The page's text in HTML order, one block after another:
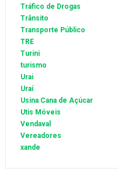
Tráfico de Drogas
Trânsito
Transporte Público
TRE
Turini
turismo
Urai
Uraí
Usina Cana de Açúcar
Utis Móveis
Vendaval
Vereadores
xande